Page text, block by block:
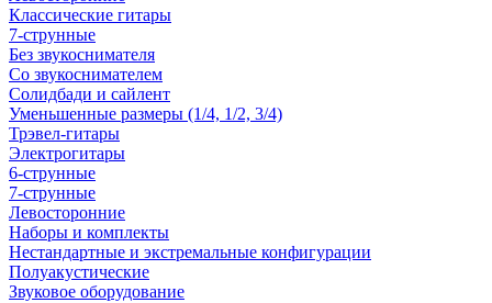
Классические гитары
7-струнные
Без звукоснимателя
Со звукоснимателем
Солидбади и сайлент
Уменьшенные размеры (1/4, 1/2, 3/4)
Трэвел-гитары
Электрогитары
6-струнные
7-струнные
Левосторонние
Наборы и комплекты
Нестандартные и экстремальные конфигурации
Полуакустические
Звуковое оборудование